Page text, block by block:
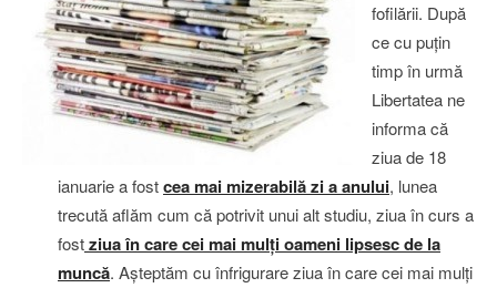
fofilării. După
ce cu puţin
timp în urmă
Libertatea ne
informa că
ziua de 18
ianuarie a fostcea mai mizerabilă zi a anului, lunea
trecută aflăm cum că potrivit unui alt studiu, ziua în curs a
fostziua în care cei mai mulţi oameni lipsesc de la
muncă. Aşteptăm cu înfrigurare ziua în care cei mai mulţi